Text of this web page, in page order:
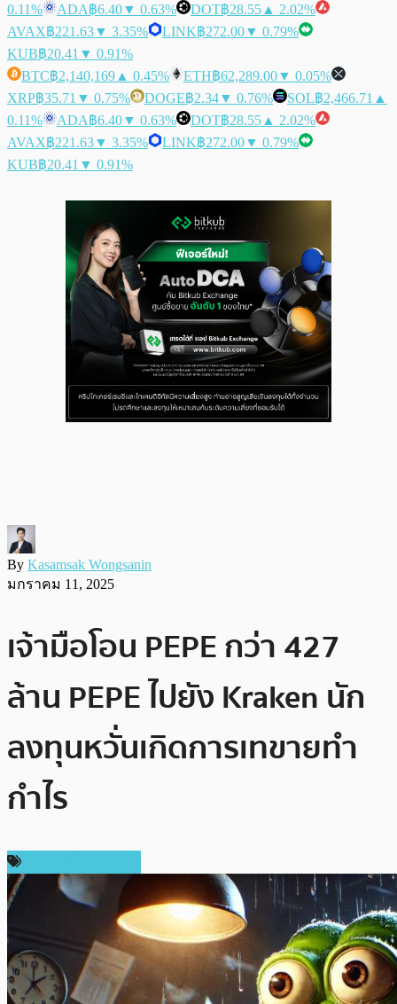
0.11%
ADA฿6.40▼ 0.63% DOT฿28.55 ▲ 2.02%
AVAX฿221.63▼ 3.35% LINK฿272.00▼ 0.79%
KUB฿20.41 ▼ 0.91%
BTC฿2,140,169 ▲ 0.45% ETH฿62,289.00▼ 0.05%
XRP฿35.71 ▼ 0.75% DOGE฿2.34▼ 0.76% SOL฿2,466.71 ▲
0.11%
ADA฿6.40▼ 0.63% DOT฿28.55 ▲ 2.02%
AVAX฿221.63▼ 3.35% LINK฿272.00▼ 0.79%
KUB฿20.41 ▼ 0.91%
By Kasamsak Wongsanin
มกราคม 11, 2025
เจ้ามือโอน PEPE กว่า 427
ล้าน PEPE ไปยัง Kraken นัก
ลงทุนหวั่นเกิดการเทขายทำ
กำไร